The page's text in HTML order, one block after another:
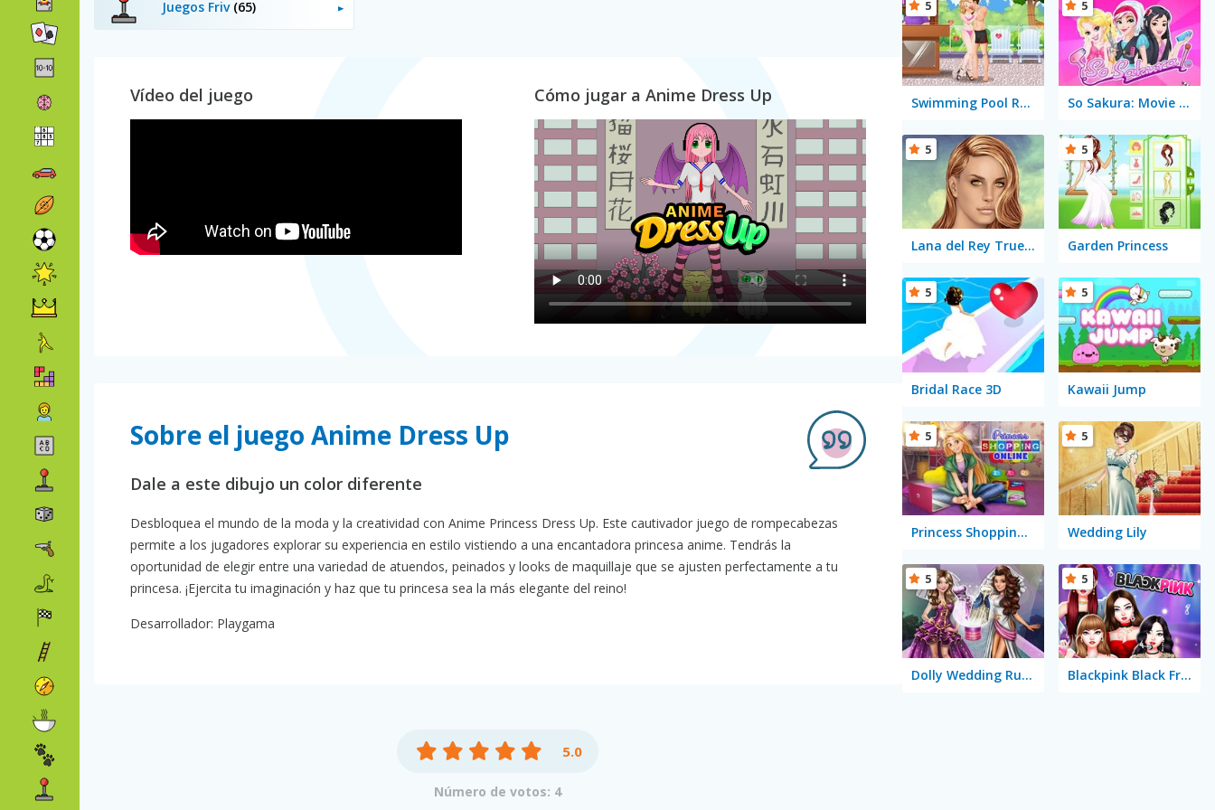
Juegos Friv (65)
Vídeo del juego Cómo jugar a Anime Dress Up
Sobre el juego Anime Dress Up
Dale a este dibujo un color diferente
Desbloquea el mundo de la moda y la creatividad con Anime Princess Dress Up. Este cautivador juego de rompecabezas
permite a los jugadores explorar su experiencia en estilo vistiendo a una encantadora princesa anime. Tendrás la
oportunidad de elegir entre una variedad de atuendos, peinados y looks de maquillaje que se ajusten perfectamente a tu
princesa. ¡Ejercita tu imaginación y haz que tu princesa sea la más elegante del reino!
Desarrollador: Playgama
5.0
Número de votos: 4
Swimming Pool Romance
5
So Sakura: Movie Star
5
Lana del Rey True Make Up
5
Garden Princess
5
Bridal Race 3D
5
Kawaii Jump
5
Princess Shopping Online
5
Wedding Lily
5
Dolly Wedding Runway
5
Blackpink Black Friday Fever
5